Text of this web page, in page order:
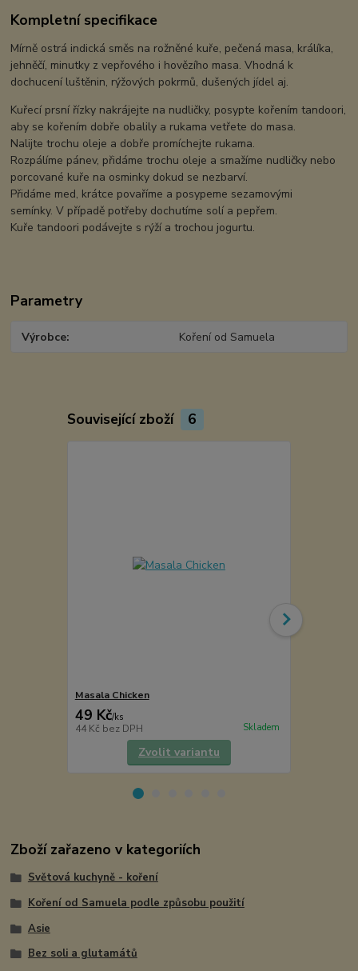
Kompletní specifikace
Mírně ostrá indická směs na rožněné kuře, pečená masa, králíka,
jehněčí, minutky z vepřového i hovězího masa. Vhodná k
dochucení luštěnin, rýžových pokrmů, dušených jídel aj.
Kuřecí prsní řízky nakrájejte na nudličky, posypte kořením tandoori,
aby se kořením dobře obalily a rukama vetřete do masa.
Nalijte trochu oleje a dobře promíchejte rukama.
Rozpálíme pánev, přidáme trochu oleje a smažíme nudličky nebo
porcované kuře na osminky dokud se nezbarví.
Přidáme med, krátce povaříme a posypeme sezamovými
semínky. V případě potřeby dochutíme solí a pepřem.
Kuře tandoori podávejte s rýží a trochou jogurtu.
Parametry
Výrobce Koření od Samuela
Související zboží 6
Masala Chicken
49 Kč/ks
44 Kč bez DPH Skladem
Zvolit variantu
Zboží zařazeno v kategoriích
Světová kuchyně - koření
Koření od Samuela podle způsobu použití
Asie
Bez soli a glutamátů